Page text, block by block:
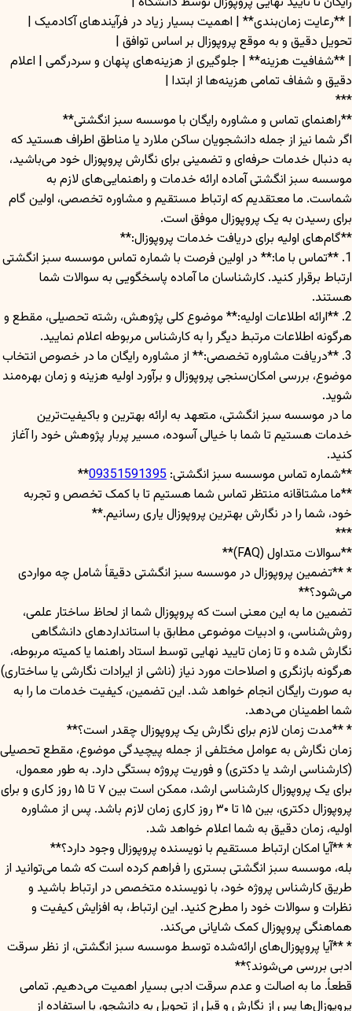
| **رعایت زمان‌بندی** | اهمیت بسیار زیاد در فرآیند‌های آکادمیک |
تحویل دقیق و به موقع پروپوزال بر اساس توافق |
| **شفافیت هزینه** | جلوگیری از هزینه‌های پنهان و سردرگمی | اعلام
دقیق و شفاف تمامی هزینه‌ها از ابتدا |
***
**راهنمای تماس و مشاوره رایگان با موسسه سبز انگشتی**
اگر شما نیز از جمله دانشجویان ساکن ملارد یا مناطق اطراف هستید که
به دنبال خدمات حرفه‌ای و تضمینی برای نگارش پروپوزال خود می‌باشید،
موسسه سبز انگشتی آماده ارائه خدمات و راهنمایی‌های لازم به
شماست. ما معتقدیم که ارتباط مستقیم و مشاوره تخصصی، اولین گام
برای رسیدن به یک پروپوزال موفق است.
**گام‌های اولیه برای دریافت خدمات پروپوزال:**
1. **تماس با ما:** در اولین فرصت با شماره تماس موسسه سبز انگشتی
ارتباط برقرار کنید. کارشناسان ما آماده پاسخگویی به سوالات شما
هستند.
2. **ارائه اطلاعات اولیه:** موضوع کلی پژوهش، رشته تحصیلی، مقطع و
هرگونه اطلاعات مرتبط دیگر را به کارشناس مربوطه اعلام نمایید.
3. **دریافت مشاوره تخصصی:** از مشاوره رایگان ما در خصوص انتخاب
موضوع، بررسی امکان‌سنجی پروپوزال و برآورد اولیه هزینه و زمان بهره‌مند
شوید.
ما در موسسه سبز انگشتی، متعهد به ارائه بهترین و باکیفیت‌ترین
خدمات هستیم تا شما با خیالی آسوده، مسیر پربار پژوهش خود را آغاز
کنید.
**شماره تماس موسسه سبز انگشتی: 09351591395
**
**ما مشتاقانه منتظر تماس شما هستیم تا با کمک تخصص و تجربه
خود، شما را در نگارش بهترین پروپوزال یاری رسانیم.**
***
**سوالات متداول (FAQ)**
* **تضمین پروپوزال در موسسه سبز انگشتی دقیقاً شامل چه مواردی
می‌شود؟**
تضمین ما به این معنی است که پروپوزال شما از لحاظ ساختار علمی،
روش‌شناسی، و ادبیات موضوعی مطابق با استانداردهای دانشگاهی
نگارش شده و تا زمان تایید نهایی توسط استاد راهنما یا کمیته مربوطه،
هرگونه بازنگری و اصلاحات مورد نیاز (ناشی از ایرادات نگارشی یا ساختاری)
به صورت رایگان انجام خواهد شد. این تضمین، کیفیت خدمات ما را به
شما اطمینان می‌دهد.
* **مدت زمان لازم برای نگارش یک پروپوزال چقدر است؟**
زمان نگارش به عوامل مختلفی از جمله پیچیدگی موضوع، مقطع تحصیلی
(کارشناسی ارشد یا دکتری) و فوریت پروژه بستگی دارد. به طور معمول،
برای یک پروپوزال کارشناسی ارشد، ممکن است بین ۷ تا ۱۵ روز کاری و برای
پروپوزال دکتری، بین ۱۵ تا ۳۰ روز کاری زمان لازم باشد. پس از مشاوره
اولیه، زمان دقیق به شما اعلام خواهد شد.
* **آیا امکان ارتباط مستقیم با نویسنده پروپوزال وجود دارد؟**
بله، موسسه سبز انگشتی بستری را فراهم کرده است که شما می‌توانید از
طریق کارشناس پروژه خود، با نویسنده متخصص در ارتباط باشید و
نظرات و سوالات خود را مطرح کنید. این ارتباط، به افزایش کیفیت و
هماهنگی پروپوزال کمک شایانی می‌کند.
* **آیا پروپوزال‌های ارائه‌شده توسط موسسه سبز انگشتی، از نظر سرقت
ادبی بررسی می‌شوند؟**
قطعاً. ما به اصالت و عدم سرقت ادبی بسیار اهمیت می‌دهیم. تمامی
پروپوزال‌ها پس از نگارش و قبل از تحویل به دانشجو، با استفاده از